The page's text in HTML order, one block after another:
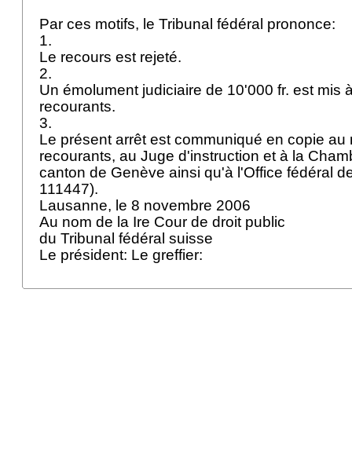
Par ces motifs, le Tribunal fédéral prononce:
1.
Le recours est rejeté.
2.
Un émolument judiciaire de 10'000 fr. est mis
recourants.
3.
Le présent arrêt est communiqué en copie au
recourants, au Juge d'instruction et à la
canton de Genève ainsi qu'à l'Office fédéral
111447).
Lausanne, le 8 novembre 2006
Au nom de la Ire Cour de droit public
du Tribunal fédéral suisse
Le président: Le greffier: